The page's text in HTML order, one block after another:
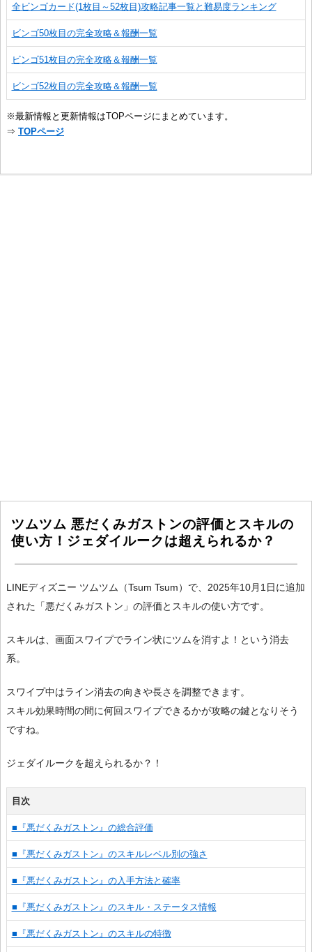
全ビンゴカード(1枚目～52枚目)攻略記事一覧と難易度ランキング
ビンゴ50枚目の完全攻略＆報酬一覧
ビンゴ51枚目の完全攻略＆報酬一覧
ビンゴ52枚目の完全攻略＆報酬一覧
※最新情報と更新情報はTOPページにまとめています。
⇒ TOPページ
ツムツム 悪だくみガストンの評価とスキルの
使い方！ジェダイルークは超えられるか？
LINEディズニー ツムツム（Tsum Tsum）で、2025年10月1日に追加
された「悪だくみガストン」の評価とスキルの使い方です。
スキルは、画面スワイプでライン状にツムを消すよ！という消去
系。
スワイプ中はライン消去の向きや長さを調整できます。
スキル効果時間の間に何回スワイプできるかが攻略の鍵となりそう
ですね。
ジェダイルークを超えられるか？！
目次
■『悪だくみガストン』の総合評価
■『悪だくみガストン』のスキルレベル別の強さ
■『悪だくみガストン』の入手方法と確率
■『悪だくみガストン』のスキル・ステータス情報
■『悪だくみガストン』のスキルの特徴